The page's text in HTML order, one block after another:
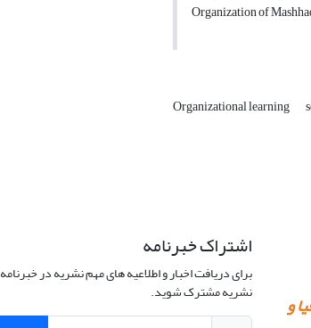
Organization of
Organizational learning
و
اشتراک خبرنامه
برای دریافت اخبار و اطلاعیه های مهم نشریه در خبرنامه
نشریه مشترک شوید.